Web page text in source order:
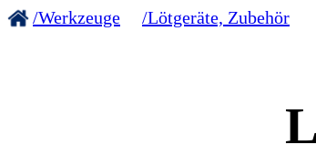
/Werkzeuge /Lötgeräte, Zubehör